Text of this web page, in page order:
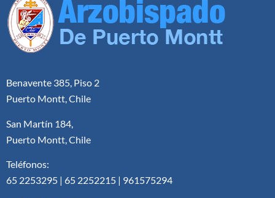
Benavente 385, Piso 2
Puerto Montt, Chile
San Martín 184,
Puerto Montt, Chile
Teléfonos:
65 2253295 | 65 2252215 | 961575294